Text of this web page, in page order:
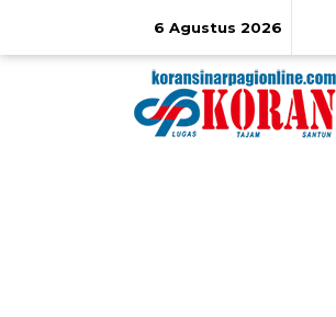
6 Agustus 2026